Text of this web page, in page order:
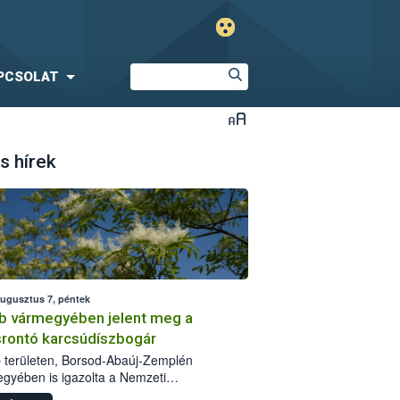
hírek
7, péntek
vármegyében jelent meg a
karcsúdíszbogár
területen, Borsod-Abaúj-Zemplén
is igazolta a Nemzeti
biztonsági Hivatal (Nébih) a